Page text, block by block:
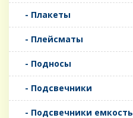
- Плакеты
- Плейсматы
- Подносы
- Подсвечники
- Подсвечники емкость